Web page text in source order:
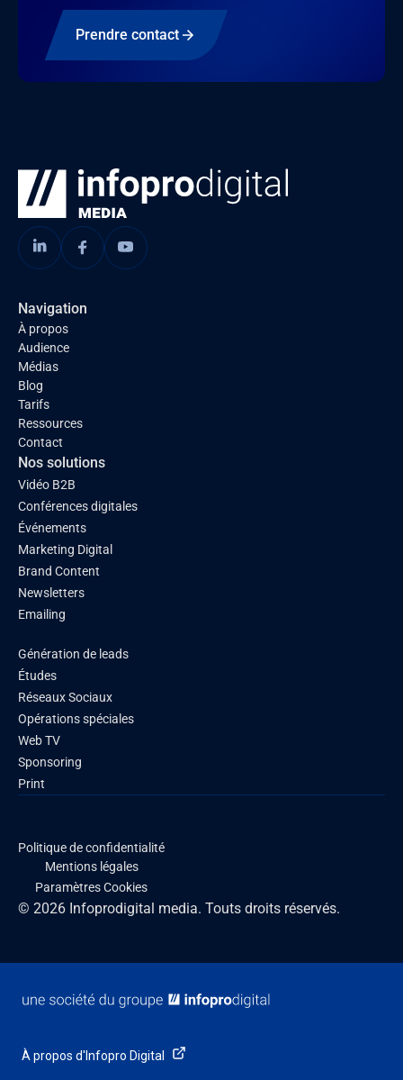
Prendre contact
Navigation
À propos
Audience
Médias
Blog
Tarifs
Ressources
Contact
Nos solutions
Vidéo B2B
Conférences digitales
Événements
Marketing Digital
Brand Content
Newsletters
Emailing
Génération de leads
Études
Réseaux Sociaux
Opérations spéciales
Web TV
Sponsoring
Print
© 2026 Infoprodigital media. Touts droits réservés.
Politique de confidentialité
Mentions légales
Paramètres Cookies